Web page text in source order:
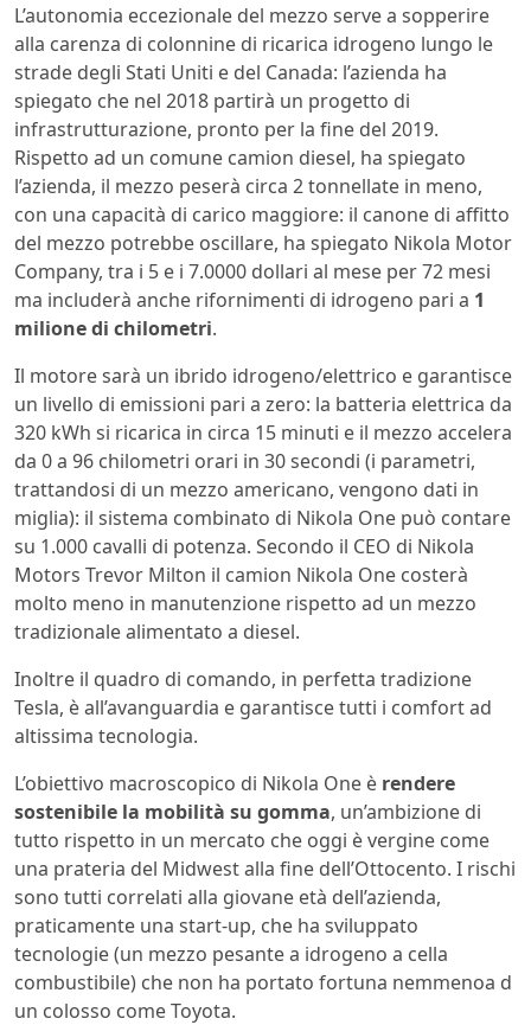
L’autonomia eccezionale del mezzo serve a sopperire
alla carenza di colonnine di ricarica idrogeno lungo le
strade degli Stati Uniti e del Canada: l’azienda ha
spiegato che nel 2018 partirà un progetto di
infrastrutturazione, pronto per la fine del 2019.
Rispetto ad un comune camion diesel, ha spiegato
l’azienda, il mezzo peserà circa 2 tonnellate in meno,
con una capacità di carico maggiore: il canone di affitto
del mezzo potrebbe oscillare, ha spiegato Nikola Motor
Company, tra i 5 e i 7.0000 dollari al mese per 72 mesi
ma includerà anche rifornimenti di idrogeno pari a 1
milione di chilometri.
Il motore sarà un ibrido idrogeno/elettrico e garantisce
un livello di emissioni pari a zero: la batteria elettrica da
320 kWh si ricarica in circa 15 minuti e il mezzo accelera
da 0 a 96 chilometri orari in 30 secondi (i parametri,
trattandosi di un mezzo americano, vengono dati in
miglia): il sistema combinato di Nikola One può contare
su 1.000 cavalli di potenza. Secondo il CEO di Nikola
Motors Trevor Milton il camion Nikola One costerà
molto meno in manutenzione rispetto ad un mezzo
tradizionale alimentato a diesel.
Inoltre il quadro di comando, in perfetta tradizione
Tesla, è all’avanguardia e garantisce tutti i comfort ad
altissima tecnologia.
L’obiettivo macroscopico di Nikola One è rendere
sostenibile la mobilità su gomma, un’ambizione di
tutto rispetto in un mercato che oggi è vergine come
una prateria del Midwest alla fine dell’Ottocento. I rischi
sono tutti correlati alla giovane età dell’azienda,
praticamente una start-up, che ha sviluppato
tecnologie (un mezzo pesante a idrogeno a cella
combustibile) che non ha portato fortuna nemmenoa d
un colosso come Toyota.